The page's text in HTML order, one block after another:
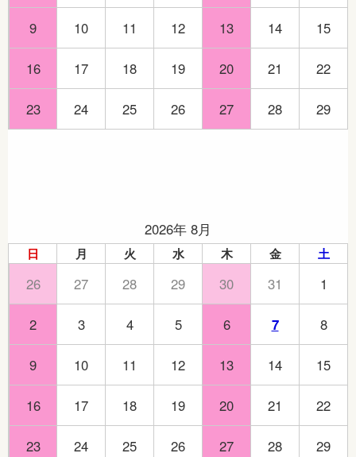
9 10 11 12 13 14 15
16 17 18 19 20 21 22
23 24 25 26 27 28 29
2026年 8月
日 月 火 水 木 金 土
26 27 28 29 30 31 1
2 3 4 5 6 7 8
9 10 11 12 13 14 15
16 17 18 19 20 21 22
23 24 25 26 27 28 29